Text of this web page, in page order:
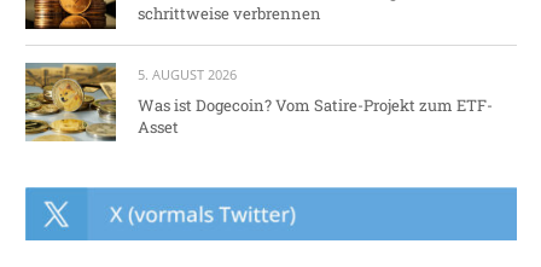
schrittweise verbrennen
5. AUGUST 2026
Was ist Dogecoin? Vom Satire-Projekt zum ETF-
Asset